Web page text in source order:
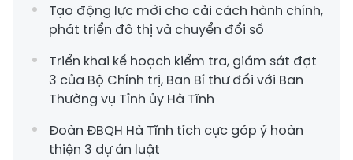
Tạo động lực mới cho cải cách hành chính,
phát triển đô thị và chuyển đổi số
Triển khai kế hoạch kiểm tra, giám sát đợt
3 của Bộ Chính trị, Ban Bí thư đối với Ban
Thường vụ Tỉnh ủy Hà Tĩnh
Đoàn ĐBQH Hà Tĩnh tích cực góp ý hoàn
thiện 3 dự án luật